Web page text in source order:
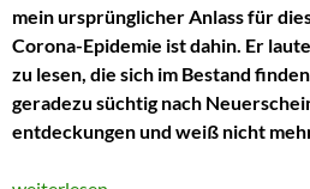
mein ursprünglicher Anlass für
Corona-Epidemie ist dahin. Er
zu lesen, die sich im Bestand
geradezu süchtig nach
entdeckungen und weiß nicht